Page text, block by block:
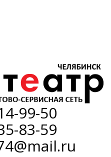
99-50
83-59